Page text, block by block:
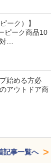
ーク）】
ピーク商品10
…
始める方必
アウトドア商
記事一覧へ